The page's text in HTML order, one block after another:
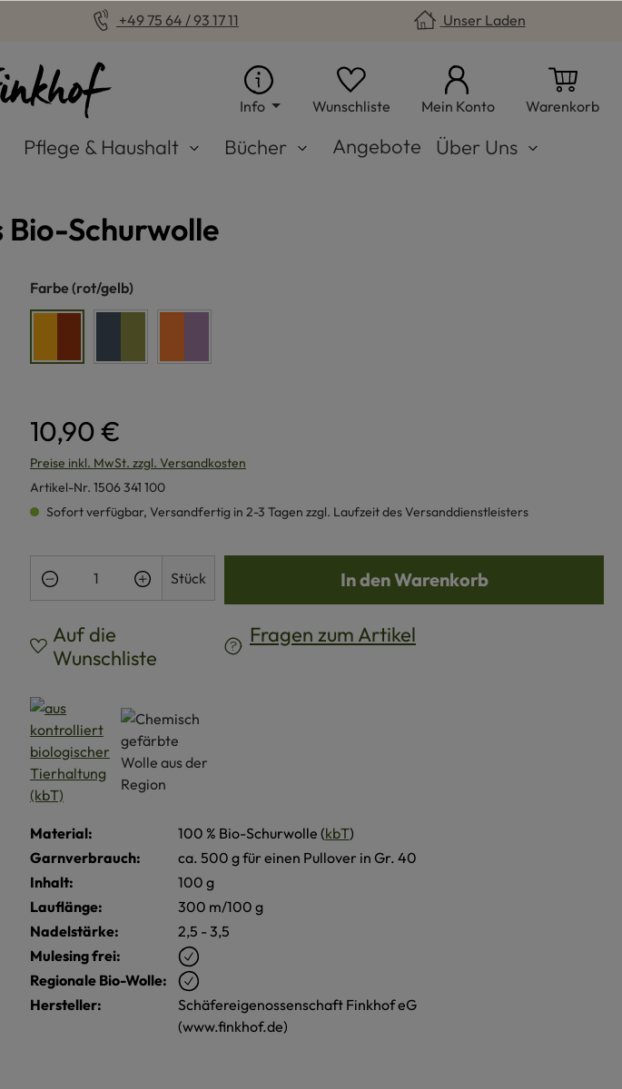
+49 75 64 / 93 17 11 Unser Laden
Info Wunschliste Du hast 0 Produkte auf dem
Mein Konto Warenkorb
Pflege & Haushalt Bücher Angebote Über Uns
Schurwolle
Farbe auswählen
(rot/gelb)
10,90 €
Preise inkl. MwSt. zzgl. Versandkosten
Artikel-Nr. 1506 341 100
Sofort verfügbar, Versandfertig in 2-3 Tagen zzgl. Laufzeit des Versanddienstleisters
Produkt Anzahl: Gib den gewünschten Wert ein oder
Stück In den Warenkorb
Auf die
Wunschliste
Fragen zum Artikel
Material: 100 % Bio-Schurwolle (kbT)
Garnverbrauch:
ca. 500 g für einen Pullover in Gr. 40
Inhalt:
100 g
Lauflänge:
300 m/100 g
Nadelstärke:
2,5 - 3,5
Mulesing frei:
Regionale Bio-Wolle:
Hersteller:
Schäfereigenossenschaft Finkhof eG
(www.finkhof.de)